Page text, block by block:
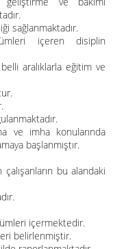
sağlanmaktadır.
içeren disiplin
aralıklarla eğitim ve
ve imha konularında
başlanmıştır.
bu alandaki
içermektedir.
belirlenmiştir.